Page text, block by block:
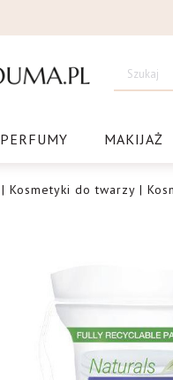
PERFUMY MAKIJAŻ
| Kosmetyki do twarzy |